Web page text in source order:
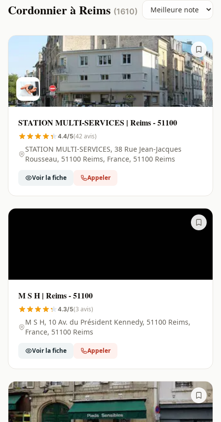
Cordonnier à Reims (1610)
STATION MULTI-SERVICES | Reims - 51100
4.4/5(42 avis)
STATION MULTI-SERVICES, 38 Rue Jean-Jacques
Rousseau, 51100 Reims, France, 51100 Reims
Voir la fiche Appeler
M S H | Reims - 51100
4.3/5(3 avis)
M S H, 10 Av. du Président Kennedy, 51100 Reims,
France, 51100 Reims
Voir la fiche Appeler